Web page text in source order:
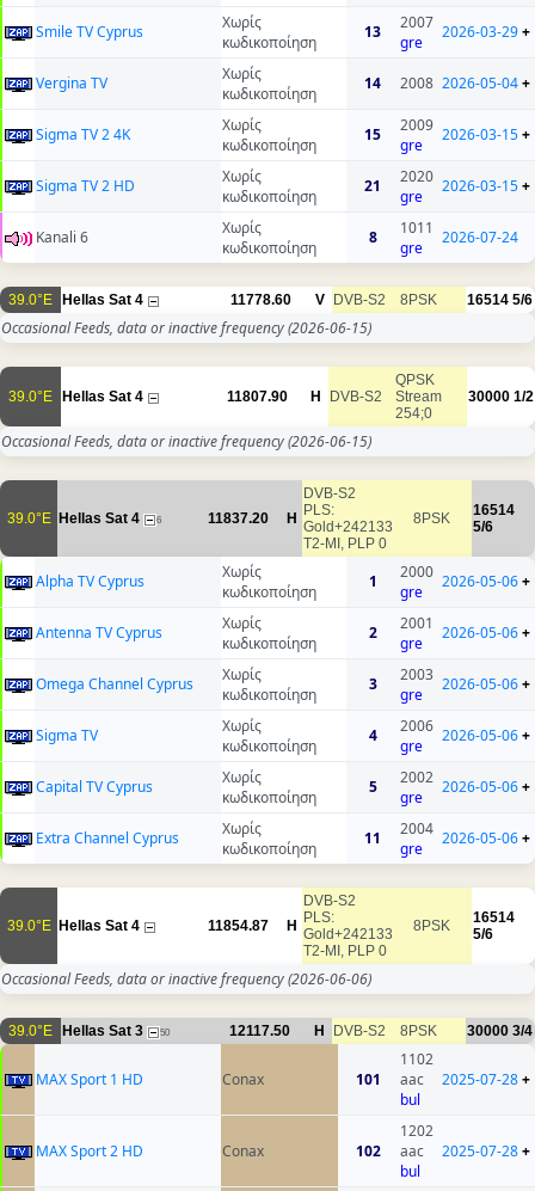
Smile TV Cyprus
Χωρίς
κωδικοποίηση
13
2007
gre
2026-03-29+
Vergina TV
Χωρίς
κωδικοποίηση
14 2008 2026-05-04+
Sigma TV 2 4K
Χωρίς
κωδικοποίηση
15
2009
gre
2026-03-15+
Sigma TV 2 HD
Χωρίς
κωδικοποίηση
21
2020
gre
2026-03-15+
Kanali 6
Χωρίς
κωδικοποίηση
8
1011
gre
2026-07-24
39.0°E Hellas Sat 4 11778.60 V DVB-S2 8PSK 16514 5/6
Occasional Feeds, data or inactive frequency(2026-06-15)
39.0°E Hellas Sat 4 11807.90 H DVB-S2
QPSK
Stream
254;0
30000 1/2
Occasional Feeds, data or inactive frequency(2026-06-15)
39.0°E Hellas Sat 4 6 11837.20 H
DVB-S2
PLS:
Gold+242133
T2-MI, PLP 0
8PSK
16514
5/6
Alpha TV Cyprus
Χωρίς
κωδικοποίηση
1
2000
gre
2026-05-06+
Antenna TV Cyprus
Χωρίς
κωδικοποίηση
2
2001
gre
2026-05-06+
Omega Channel Cyprus
Χωρίς
κωδικοποίηση
3
2003
gre
2026-05-06+
Sigma TV
Χωρίς
κωδικοποίηση
4
2006
gre
2026-05-06+
Capital TV Cyprus
Χωρίς
κωδικοποίηση
5
2002
gre
2026-05-06+
Extra Channel Cyprus
Χωρίς
κωδικοποίηση
11
2004
gre
2026-05-06+
39.0°E Hellas Sat 4 11854.87 H
DVB-S2
PLS:
Gold+242133
T2-MI, PLP 0
8PSK
16514
5/6
Occasional Feeds, data or inactive frequency(2026-06-06)
39.0°E Hellas Sat 3 50 12117.50 H DVB-S2 8PSK 30000 3/4
MAX Sport 1 HD Conax 101
1102
aac
bul
2025-07-28+
MAX Sport 2 HD Conax 102
1202
aac
bul
2025-07-28+